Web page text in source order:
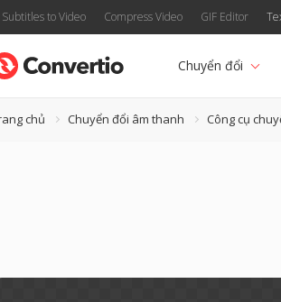
to Video Compress Video GIF Editor
Chuyển đổi
chủ Chuyển đổi âm thanh Công cụ